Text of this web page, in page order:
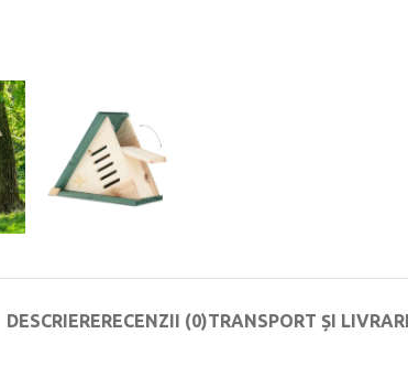
DESCRIERERECENZII (0)TRANSPORT ȘI